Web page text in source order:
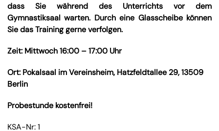
dass Sie während des Unterrichts vor dem
Gymnastiksaal warten. Durch eine Glasscheibe können
Sie das Training gerne verfolgen.
Zeit: Mittwoch 16:00 – 17:00 Uhr
Ort: Pokalsaal im Vereinsheim, Hatzfeldtallee 29, 13509
Berlin
Probestunde kostenfrei!
KSA-Nr: 1